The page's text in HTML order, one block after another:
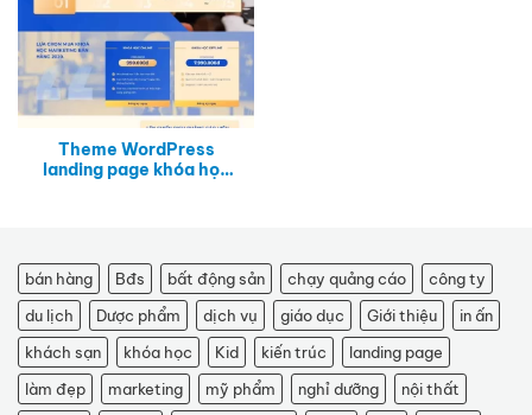
Theme WordPress
landing page khóa học
bán hàng Bđs bất động sản chạy quảng cáo
công ty
du lịch
Dược phẩm dịch vụ giáo dục Giới thiệu
in ấn
khách sạn
khóa học Kid kiến trúc
landing page
làm đẹp
marketing mỹ phẩm nghỉ dưỡng
nội thất